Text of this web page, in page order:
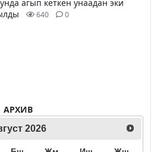
агып кеткен унаадан эки
640 0
АРХИВ
2026